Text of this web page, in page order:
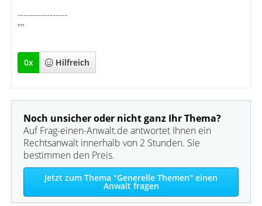
-----------------
""
0x Hilfreich
Noch unsicher oder nicht ganz Ihr Thema?
Auf Frag-einen-Anwalt.de antwortet Ihnen ein
Rechtsanwalt innerhalb von 2 Stunden. Sie
bestimmen den Preis.
Jetzt zum Thema "Generelle Themen" einen
Anwalt fragen